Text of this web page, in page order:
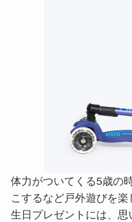
体力がついてくる5歳の
こするなど戸外遊びを
生日プレゼントには、